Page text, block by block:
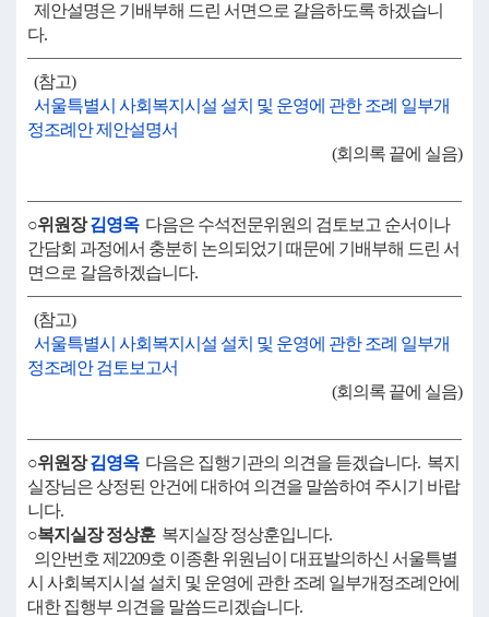
제안설명은 기배부해 드린 서면으로 갈음하도록 하겠습니
다.
(참고)
서울특별시 사회복지시설 설치 및 운영에 관한 조례 일부개
정조례안 제안설명서
(회의록 끝에 실음)
○위원장김영옥다음은 수석전문위원의 검토보고 순서이나
간담회 과정에서 충분히 논의되었기 때문에 기배부해 드린 서
면으로 갈음하겠습니다.
(참고)
서울특별시 사회복지시설 설치 및 운영에 관한 조례 일부개
정조례안 검토보고서
(회의록 끝에 실음)
○위원장김영옥다음은 집행기관의 의견을 듣겠습니다. 복지
실장님은 상정된 안건에 대하여 의견을 말씀하여 주시기 바랍
니다.
○복지실장 정상훈복지실장 정상훈입니다.
의안번호 제2209호 이종환 위원님이 대표발의하신 서울특별
시 사회복지시설 설치 및 운영에 관한 조례 일부개정조례안에
대한 집행부 의견을 말씀드리겠습니다.